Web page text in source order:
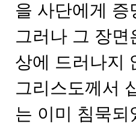
을 사단에게
그러나 그 장
상에 드러나지
그리스도께서
는 이미 침묵되